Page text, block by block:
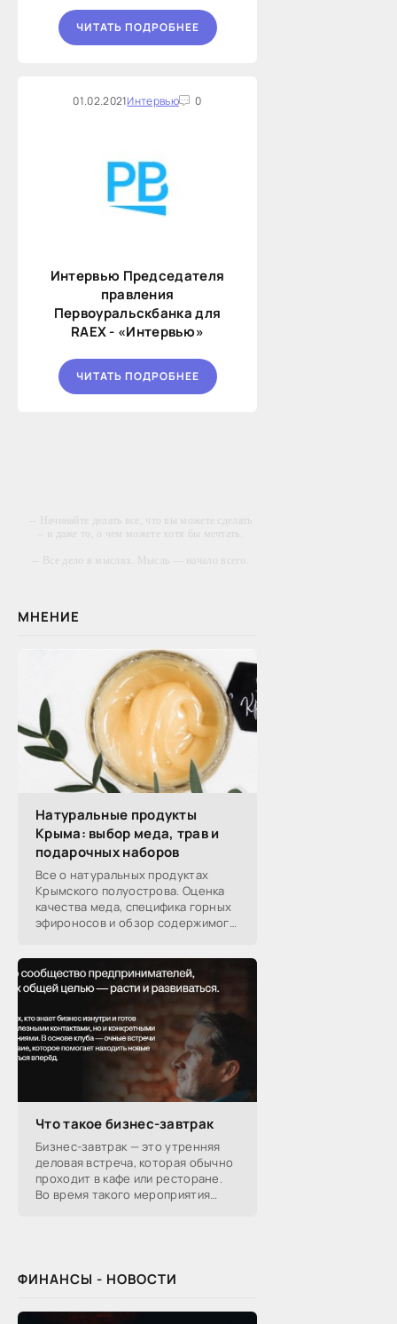
ЧИТАТЬ ПОДРОБНЕЕ
01.02.2021Интервью 0
Интервью Председателя
правления
Первоуральскбанка для
RAEX - «Интервью»
ЧИТАТЬ ПОДРОБНЕЕ
-- Начинайте делать все, что вы можете сделать
– и даже то, о чем можете хотя бы мечтать.
-- Все дело в мыслях. Мысль — начало всего.
придумали.
-- Самое большое богатство — это ум. Самая
большая нищета — глупость. Из всех страхов
самый пугающий — самолюбование.
-- Лучшее, что можно сделать с хорошим
советом, это пропустить его мимо ушей. Он
никогда не бывает полезен никому, кроме того,
кто его дал.
когда их дают мне.
МНЕНИЕ
Натуральные продукты
Крыма: выбор меда, трав и
подарочных наборов
Все о натуральных продуктах
Крымского полуострова. Оценка
качества меда, специфика горных
эфироносов и обзор содержимого
производителей.
Что такое бизнес-завтрак
Бизнес-завтрак — это утренняя
деловая встреча, которая обычно
проходит в кафе или ресторане.
Во время такого мероприятия
ФИНАНСЫ - НОВОСТИ